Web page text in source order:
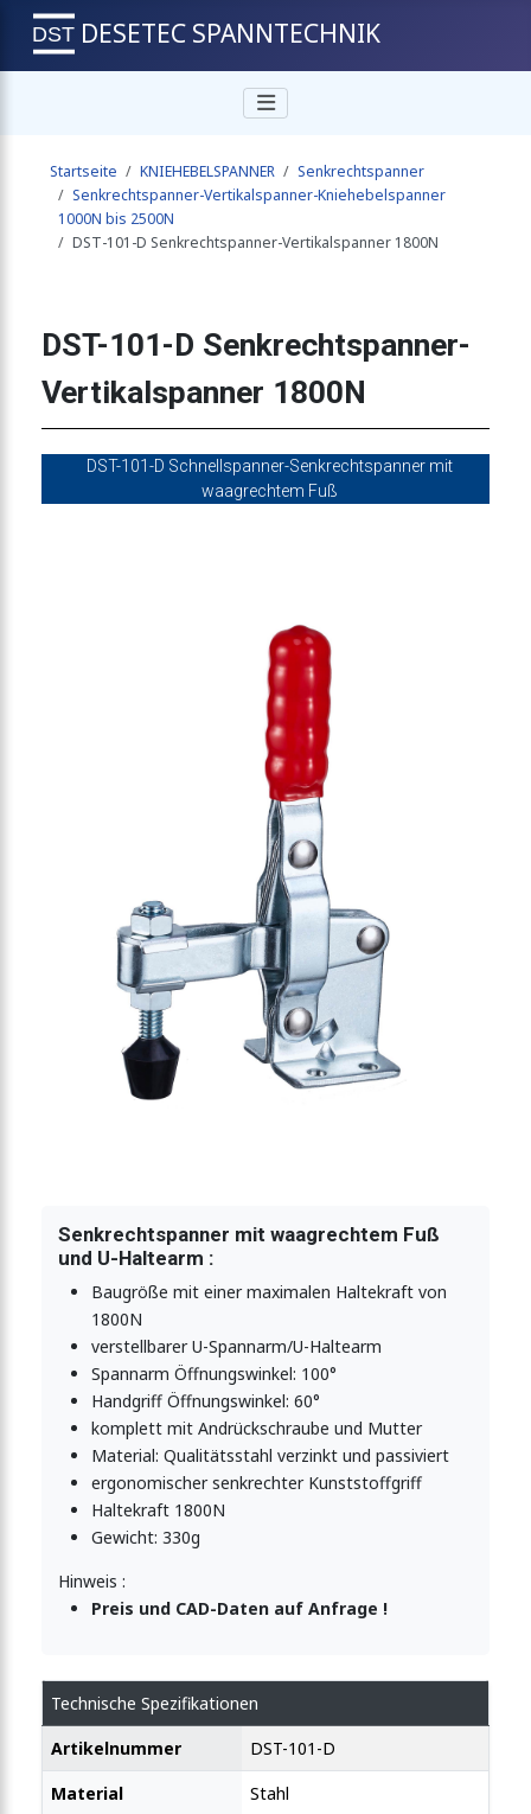
Vertikalspanner 1500N
Vertikalspanner 1800N
Vertikalspanner 2270N
mit Sicherheitsverriegelung 2270N
mit Sicherheitsverriegelung Edelstahl 2270N
Vertikalspanner 2270N
Vertikalspanner 2270N
Vertikalspanner 2270N
Vertikalspanner 2270N
DESETEC SPANNTECHNIK
Startseite KNIEHEBELSPANNER
Senkrechtspanner
Senkrechtspanner-Vertikalspanner-Kniehebelspanner
1000N bis 2500N
DST-101-D Senkrechtspanner-Vertikalspanner 1800N
DST-101-D Senkrechtspanner-
Vertikalspanner 1800N
DST-101-D Schnellspanner-Senkrechtspanner mit
waagrechtem Fuß
Senkrechtspanner mit waagrechtem Fuß
und U-Haltearm :
Baugröße mit einer maximalen Haltekraft von
1800N
verstellbarer U-Spannarm/U-Haltearm
Spannarm Öffnungswinkel: 100°
Handgriff Öffnungswinkel: 60°
komplett mit Andrückschraube und Mutter
Material: Qualitätsstahl verzinkt und passiviert
ergonomischer senkrechter Kunststoffgriff
Haltekraft 1800N
Gewicht: 330g
Hinweis :
Preis und CAD-Daten auf Anfrage !
Technische Spezifikationen
Artikelnummer
DST-101-D
Material
Stahl